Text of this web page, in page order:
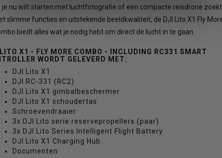
je nu wilt starten met luchtfotografie of een compacte reisdrone zoekt
slimme functies en uitstekende beeldkwaliteit, de DJI Lito X1 Fly
biedt alles wat je nodig hebt om direct de lucht in te gaan.
X1 - FLY MORE COMBO - INCLUDING RC331 SMART
WORDT GELEVERD MET:
DJI Lito X1
DJI RC-331 (RC2)
DJI Lito X1 gimbalbeschermer
DJI Lito X1 schoudertas
Schroevendraaier
3x DJI Lito serie reservepropellers (paar)
3x DJI Lito Series Intelligent Flight Battery
DJI Lito X1 Charging Hub
Documenten